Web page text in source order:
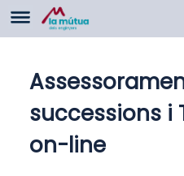
successions i
on-line